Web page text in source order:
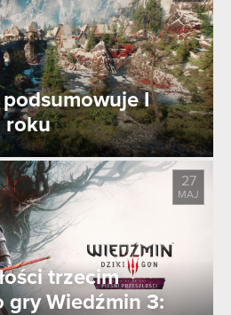
podsumowuje I
roku
trzecim
gry Wiedźmin 3:
27
MAJ